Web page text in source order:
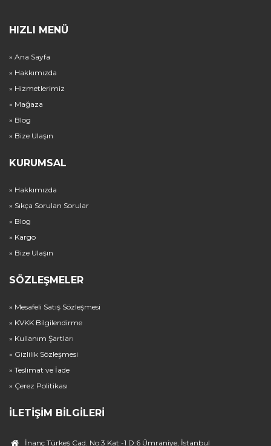
HIZLI MENÜ
» Ana Sayfa
» Hakkımızda
» Hizmetlerimiz
» Mağaza
» Blog
» Bize Ulaşın
KURUMSAL
» Hakkımızda
» Sıkça Sorulan Sorular
» Blog
» Kargo
» Bize Ulaşın
SÖZLEŞMELER
» Mesafeli Satış Sözleşmesi
» KVKK Bilgilendirme
» Kullanım Şartları
» Gizlilik Sözleşmesi
» Teslimat ve İade
» Çerez Politikası
İLETIŞIM BILGILERI
İnanç Türkeş Cad. No:3 Kat:-1 D:6 Ümraniye, İstanbul